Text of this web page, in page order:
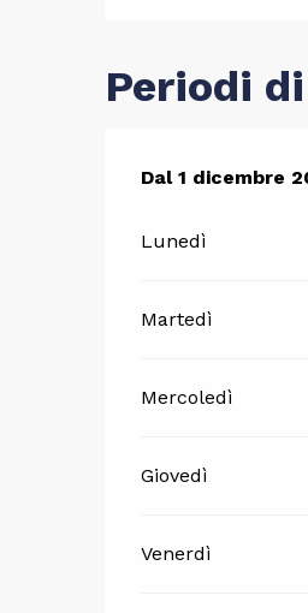
Periodi
Dal1 dicembre
Dal1 dicembre
Lunedì
Martedì
Mercoledì
Giovedì
Venerdì